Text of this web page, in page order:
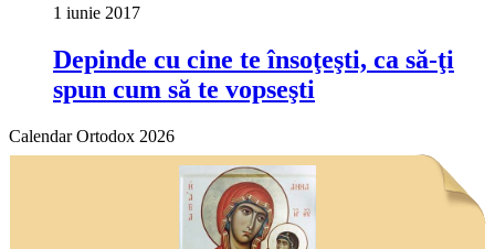
1 iunie 2017
Depinde cu cine te însoţeşti, ca să-ţi
spun cum să te vopseşti
Calendar Ortodox 2026